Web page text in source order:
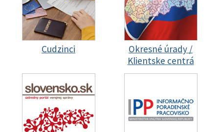
Cudzinci
Okresné úrady /
Klientske centrá